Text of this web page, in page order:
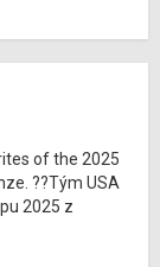
of the 2025
??Tým USA
2025 z